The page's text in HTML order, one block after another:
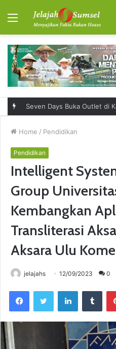
Menu
Home / Pendidikan
Pendidikan
Intelligent
Group
Kembangkan
Transliterasi
Aksara Ulu
jelajahs 12/09/2023 0